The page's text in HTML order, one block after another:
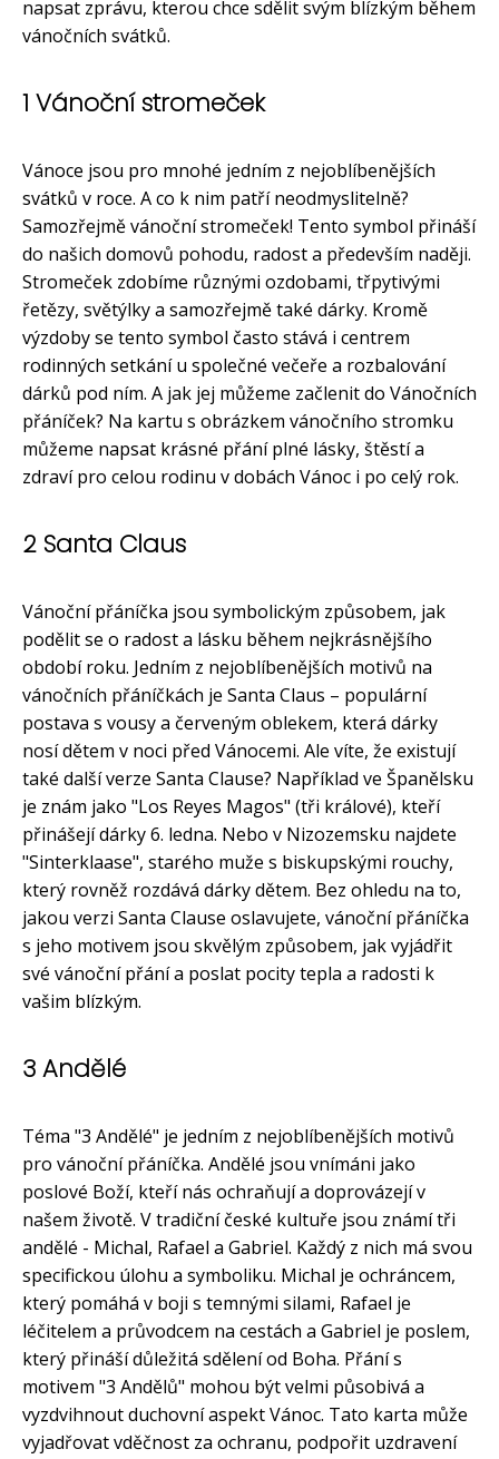
napsat zprávu, kterou chce sdělit svým blízkým během
vánočních svátků.
1 Vánoční stromeček
Vánoce jsou pro mnohé jedním z nejoblíbenějších
svátků v roce. A co k nim patří neodmyslitelně?
Samozřejmě vánoční stromeček! Tento symbol přináší
do našich domovů pohodu, radost a především naději.
Stromeček zdobíme různými ozdobami, třpytivými
řetězy, světýlky a samozřejmě také dárky. Kromě
výzdoby se tento symbol často stává i centrem
rodinných setkání u společné večeře a rozbalování
dárků pod ním. A jak jej můžeme začlenit do Vánočních
přáníček? Na kartu s obrázkem vánočního stromku
můžeme napsat krásné přání plné lásky, štěstí a
zdraví pro celou rodinu v dobách Vánoc i po celý rok.
2 Santa Claus
Vánoční přáníčka jsou symbolickým způsobem, jak
podělit se o radost a lásku během nejkrásnějšího
období roku. Jedním z nejoblíbenějších motivů na
vánočních přáníčkách je Santa Claus – populární
postava s vousy a červeným oblekem, která dárky
nosí dětem v noci před Vánocemi. Ale víte, že existují
také další verze Santa Clause? Například ve Španělsku
je znám jako "Los Reyes Magos" (tři králové), kteří
přinášejí dárky 6. ledna. Nebo v Nizozemsku najdete
"Sinterklaase", starého muže s biskupskými rouchy,
který rovněž rozdává dárky dětem. Bez ohledu na to,
jakou verzi Santa Clause oslavujete, vánoční přáníčka
s jeho motivem jsou skvělým způsobem, jak vyjádřit
své vánoční přání a poslat pocity tepla a radosti k
vašim blízkým.
3 Andělé
Téma "3 Andělé" je jedním z nejoblíbenějších motivů
pro vánoční přáníčka. Andělé jsou vnímáni jako
poslové Boží, kteří nás ochraňují a doprovázejí v
našem životě. V tradiční české kultuře jsou známí tři
andělé - Michal, Rafael a Gabriel. Každý z nich má svou
specifickou úlohu a symboliku. Michal je ochráncem,
který pomáhá v boji s temnými silami, Rafael je
léčitelem a průvodcem na cestách a Gabriel je poslem,
který přináší důležitá sdělení od Boha. Přání s
motivem "3 Andělů" mohou být velmi působivá a
vyzdvihnout duchovní aspekt Vánoc. Tato karta může
vyjadřovat vděčnost za ochranu, podpořit uzdravení